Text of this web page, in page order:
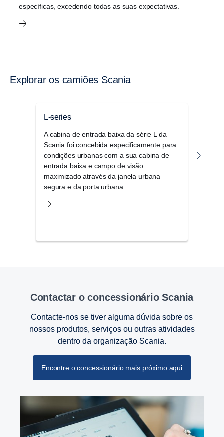
específicas, excedendo todas as suas expectativas.
Explorar os camiões Scania
L-series
A cabina de entrada baixa da série L da
Scania foi concebida especificamente para
condições urbanas com a sua cabina de
entrada baixa e campo de visão
maximizado através da janela urbana
segura e da porta urbana.
Contactar o concessionário Scania
Contacte-nos se tiver alguma dúvida sobre os
nossos produtos, serviços ou outras atividades
dentro da organização Scania.
Encontre o concessionário mais próximo aqui